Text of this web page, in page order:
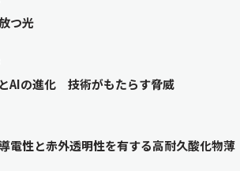
つ光
AIの進化 技術がもたらす脅威
電性と赤外透明性を有する高耐久酸化物薄